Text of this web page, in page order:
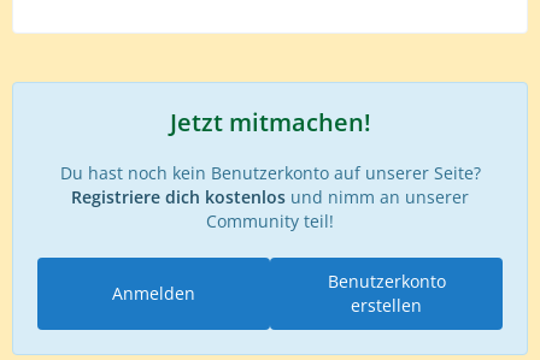
Jetzt mitmachen!
Du hast noch kein Benutzerkonto auf unserer Seite?
Registriere dich kostenlos und nimm an unserer
Community teil!
Benutzerkonto
erstellen
Anmelden